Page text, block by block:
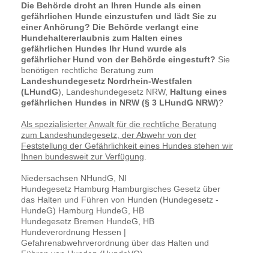
Die Behörde droht an Ihren Hunde als einen
gefährlichen Hunde einzustufen und lädt Sie zu
einer Anhörung? Die Behörde verlangt eine
Hundehaltererlaubnis zum Halten eines
gefährlichen Hundes Ihr Hund wurde als
gefährlicher Hund von der Behörde eingestuft? Sie
benötigen rechtliche Beratung zum
Landeshundegesetz Nordrhein-Westfalen
(LHundG), Landeshundegesetz NRW, Haltung eines
gefährlichen Hundes in NRW (§ 3 LHundG NRW)?
Als spezialisierter Anwalt für die rechtliche Beratung
zum Landeshundegesetz, der Abwehr von der
Feststellung der Gefährlichkeit eines Hundes stehen wir
Ihnen bundesweit zur Verfügung.
Niedersachsen NHundG, NI
Hundegesetz Hamburg Hamburgisches Gesetz über
das Halten und Führen von Hunden (Hundegesetz -
HundeG) Hamburg HundeG, HB
Hundegesetz Bremen HundeG, HB
Hundeverordnung Hessen |
Gefahrenabwehrverordnung über das Halten und